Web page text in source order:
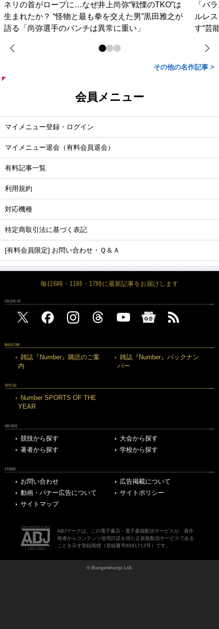
ネリの首がロープに…なぜ井上尚弥“戦慄のTKO”は
生まれたか？ “怪物と最も拳を交えた男”黒田雅之が
語る「尚弥選手のパンチは異常に重い」
「バ
ルレ
す“芸
その他の名作記事 >
会員メニュー
マイメニュー登録・ログイン
マイメニュー退会（有料会員退会）
有料記事一覧
利用規約
対応機種
特定商取引法に基づく表記
[有料会員限定] お問い合わせ・Ｑ＆Ａ
毎日6時・11時・17時に最新記事をお届けします
FOLLOW US
MAGAZINE
雑誌『Number』購読のご案
内
雑誌『Number』バックナン
バー
SPECIAL
Number SPORTS OF THE
YEAR
ARCHIVE
競技から探す
大会から探す
著者から探す
学校から探す
OTHERS
お問い合わせ
広告掲載について
動画・バナー広告について
サイトポリシー
サイトマップ
ABJマークは、この電子書店・電子書籍配信サービスが、著作
権者からコンテンツ使用許諾を得た正規版配信サービスである
ことを示す登録商標（登録番号6091713号）です。
© Bungeishunju Ltd.